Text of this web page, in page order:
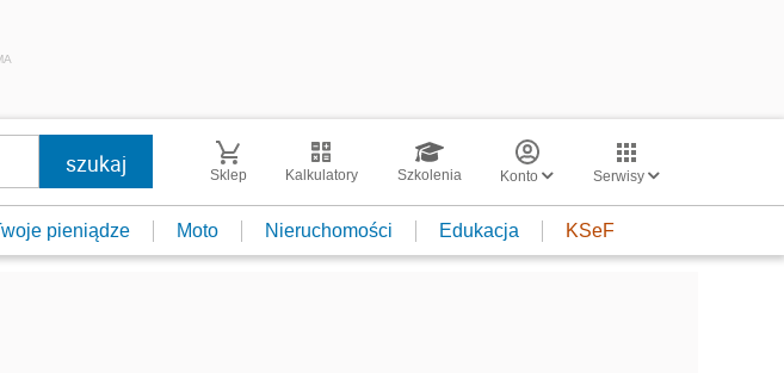
Sklep Kalkulatory Szkolenia Konto Serwisy
pieniądze Moto Nieruchomości Edukacja KSeF